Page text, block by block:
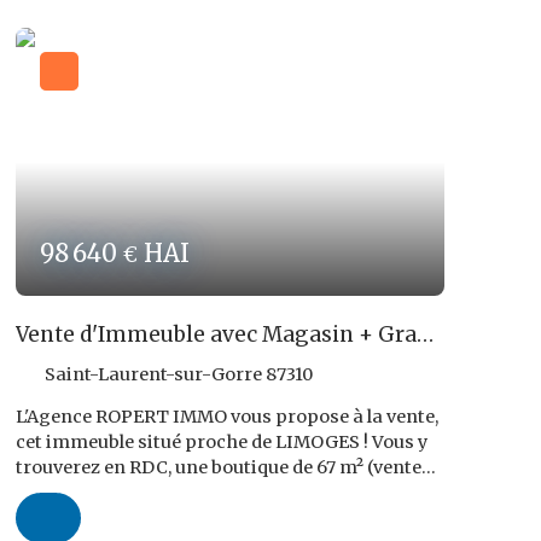
auxquels ce bien est exposé sont disponibles sur
le site : www. georisques. gouv. fr Réf ROPERT
IMMO : 4425. 3/CBB16
98 640€HAI
Vente d'Immeuble avec Magasin + Grand
Appartement !
Saint-Laurent-sur-Gorre 87310
L'Agence ROPERT IMMO vous propose à la vente,
cet immeuble situé proche de LIMOGES ! Vous y
trouverez en RDC, une boutique de 67 m² (vente
du FDC) et, à l'étage, un Appartement de fonction
T4 de 120 m². L'Appartement se compose d'un